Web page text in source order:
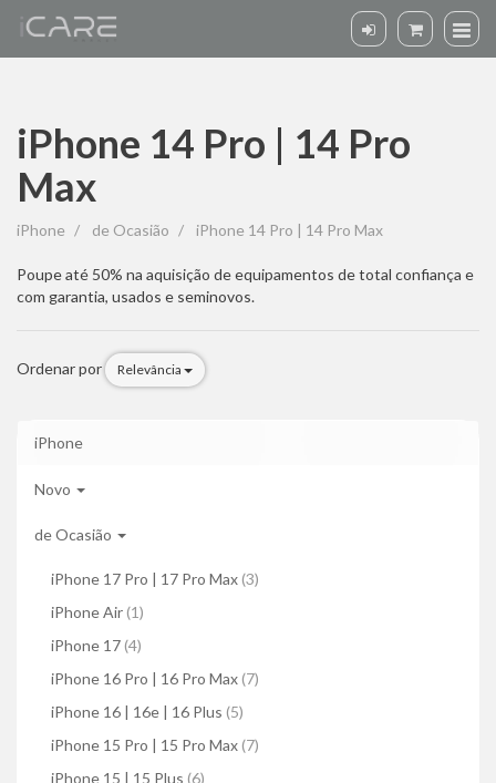
iPhone 14 Pro | 14 Pro
Max
iPhone
14
Pro
14
Max
iPhone de Ocasião iPhone 14 Pro | 14 Pro Max
Poupe até 50% na aquisição de equipamentos de total confiança e
com garantia, usados e seminovos.
Ordenar por Relevância
iPhone
Novo
de Ocasião
iPhone 17 Pro | 17 Pro Max (3)
iPhone Air (1)
iPhone 17 (4)
iPhone 16 Pro | 16 Pro Max (7)
iPhone 16 | 16e | 16 Plus (5)
iPhone 15 Pro | 15 Pro Max (7)
iPhone 15 | 15 Plus (6)